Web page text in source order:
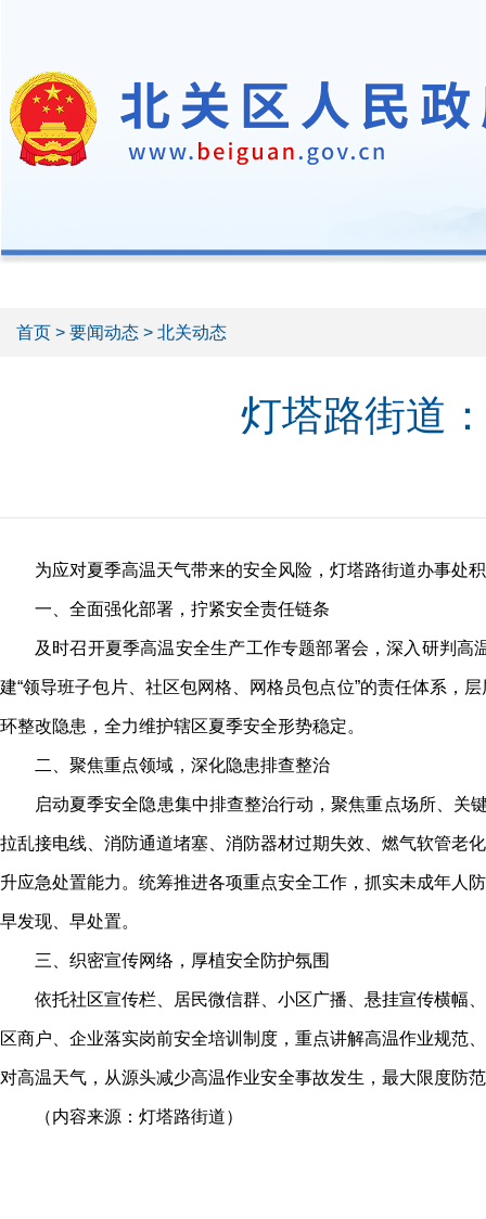
首页 > 要闻动态 > 北关动态
灯塔路街道
为应对夏季高温天气带来的安全风险，灯塔路街道办事处
一、全面强化部署，拧紧安全责任链条
及时召开夏季高温安全生产工作专题部署会，深入研判
建“领导班子包片、社区包网格、网格员包点位”的责任体系，
环整改隐患，全力维护辖区夏季安全形势稳定。
二、聚焦重点领域，深化隐患排查整治
启动夏季安全隐患集中排查整治行动，聚焦重点场所、关
拉乱接电线、消防通道堵塞、消防器材过期失效、燃气软管老
升应急处置能力。统筹推进各项重点安全工作，抓实未成年人
早发现、早处置。
三、织密宣传网络，厚植安全防护氛围
依托社区宣传栏、居民微信群、小区广播、悬挂宣传横幅
区商户、企业落实岗前安全培训制度，重点讲解高温作业规范
对高温天气，从源头减少高温作业安全事故发生，最大限度防
（内容来源：灯塔路街道）